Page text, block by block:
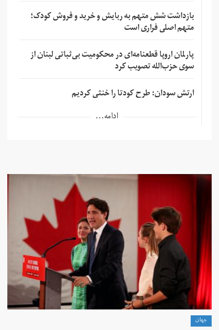
بازداشت شش متهم به ربایش و خرید و فروش کودک؛
متهم اصلی فراری است
پارلمان اروپا قطعنامه‌ای در محکومیت بی‌ثباتی لبنان از
سوی حزب‌الله تصویب کرد
ارتش سودان: طرح کودتا را خنثی کردیم
ادامه...
جهان